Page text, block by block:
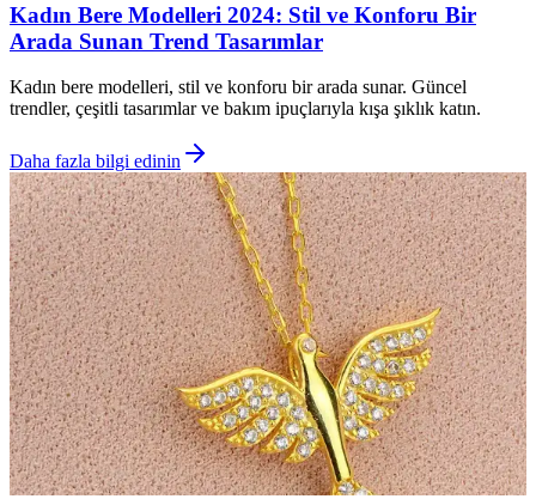
Kadın Bere Modelleri 2024: Stil ve Konforu Bir
Arada Sunan Trend Tasarımlar
Kadın bere modelleri, stil ve konforu bir arada sunar. Güncel
trendler, çeşitli tasarımlar ve bakım ipuçlarıyla kışa şıklık katın.
Daha fazla bilgi edinin